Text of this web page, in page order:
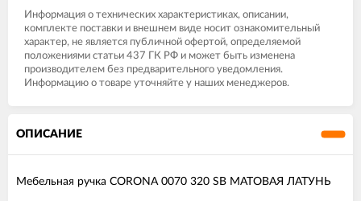
Информация о технических характеристиках, описании,
комплекте поставки и внешнем виде носит ознакомительный
характер, не является публичной офертой, определяемой
положениями статьи 437 ГК РФ и может быть изменена
производителем без предварительного уведомления.
Информацию о товаре уточняйте у наших менеджеров.
ОПИСАНИЕ
Мебельная ручка CORONA 0070 320 SB МАТОВАЯ ЛАТУНЬ